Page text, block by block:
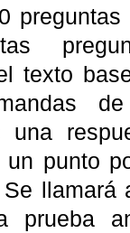
texto
una
un punto
llamará
prueba